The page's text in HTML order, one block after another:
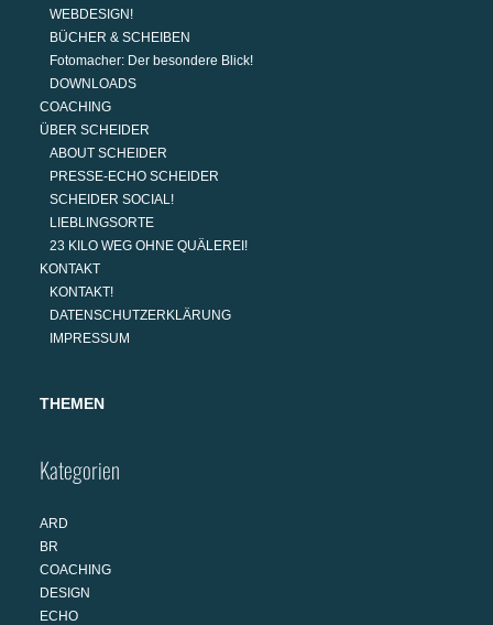
WEBDESIGN!
BÜCHER & SCHEIBEN
Fotomacher: Der besondere Blick!
DOWNLOADS
COACHING
ÜBER SCHEIDER
ABOUT SCHEIDER
PRESSE-ECHO SCHEIDER
SCHEIDER SOCIAL!
LIEBLINGSORTE
23 KILO WEG OHNE QUÄLEREI!
KONTAKT
KONTAKT!
DATENSCHUTZERKLÄRUNG
IMPRESSUM
THEMEN
Kategorien
ARD
BR
COACHING
DESIGN
ECHO